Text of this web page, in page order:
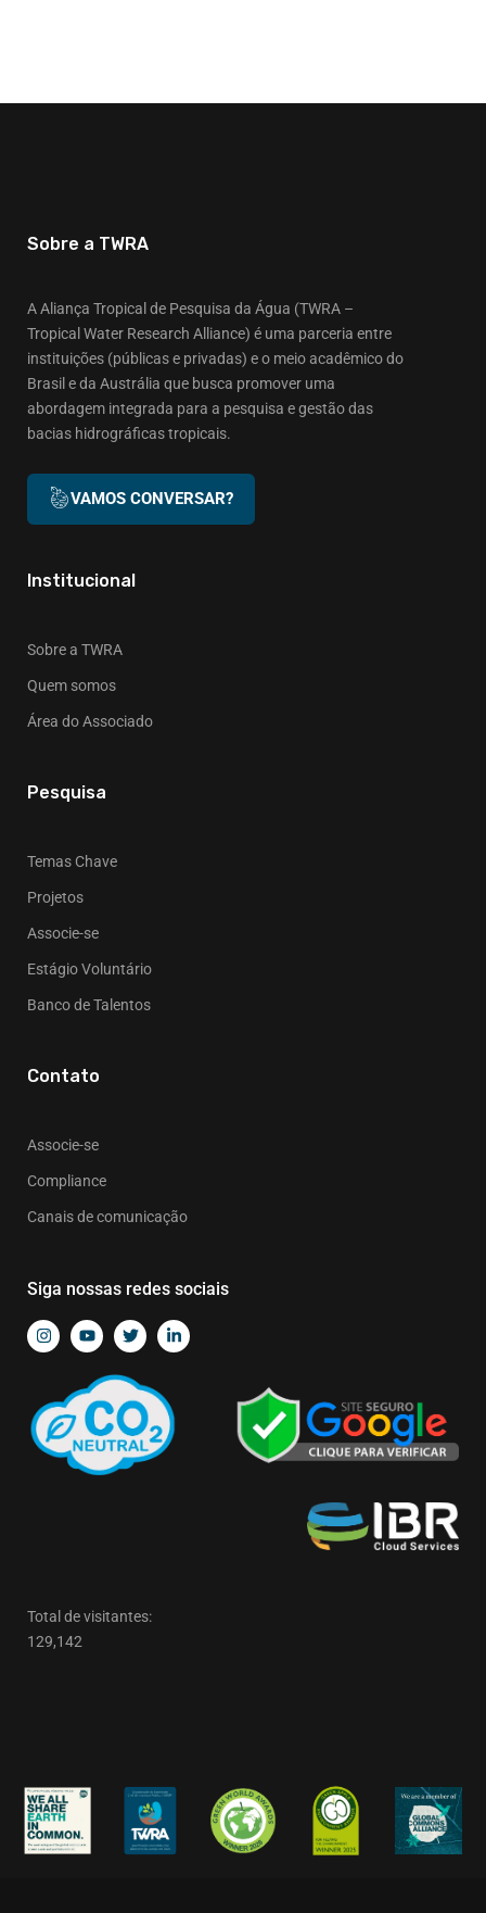
Sobre a TWRA
A Aliança Tropical de Pesquisa da Água (TWRA –
Tropical Water Research Alliance) é uma parceria entre
instituições (públicas e privadas) e o meio acadêmico do
Brasil e da Austrália que busca promover uma
abordagem integrada para a pesquisa e gestão das
bacias hidrográficas tropicais.
VAMOS CONVERSAR?
Institucional
Sobre a TWRA
Quem somos
Área do Associado
Pesquisa
Temas Chave
Projetos
Associe-se
Estágio Voluntário
Banco de Talentos
Contato
Associe-se
Compliance
Canais de comunicação
Siga nossas redes sociais
Total de visitantes:
129,142